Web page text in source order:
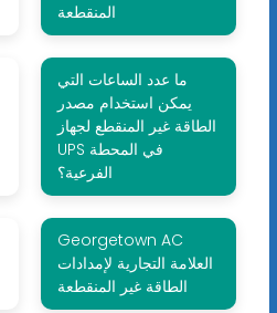
المنقطعة
ما عدد الساعات التي
يمكن استخدام مصدر
الطاقة غير المنقطع لجهاز
UPS في المحطة
الفرعية؟
Georgetown AC
العلامة التجارية لإمدادات
الطاقة غير المنقطعة